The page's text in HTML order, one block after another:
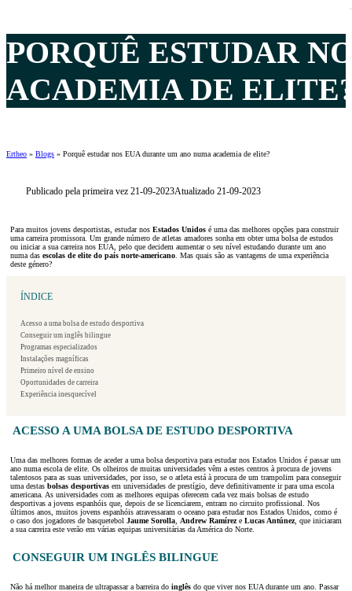
PORQUÊ ESTUDAR
ACADEMIA DE
Ertheo » Blogs » Porquê estudar nos EUA durante um ano numa academia de elite?
Publicado pela primeira vez 21-09-2023Atualizado 21-09-2023
Para muitos jovens desportistas, estudar nos Estados Unidos é uma das melhores opções para construir
uma carreira promissora. Um grande número de atletas amadores sonha em obter uma bolsa de estudos
ou iniciar a sua carreira nos EUA, pelo que decidem aumentar o seu nível estudando durante um ano
numa das escolas de elite do país norte-americano . Mas quais são as vantagens de uma experiência
deste género?
ÍNDICE
Acesso a uma bolsa de estudo desportiva
Conseguir um inglês bilingue
Programas especializados
Instalações magníficas
Primeiro nível de ensino
Oportunidades de carreira
Experiência inesquecível
ACESSO A UMA BOLSA DE ESTUDO DESPORTIVA
Uma das melhores formas de aceder a uma bolsa desportiva para estudar nos Estados Unidos é passar um
ano numa escola de elite. Os olheiros de muitas universidades vêm a estes centros à procura de jovens
talentosos para as suas universidades, por isso, se o atleta está à procura de um trampolim para conseguir
uma destas bolsas desportivas em universidades de prestígio, deve definitivamente ir para uma escola
americana. As universidades com as melhores equipas oferecem cada vez mais bolsas de estudo
desportivas a jovens espanhóis que, depois de se licenciarem, entram no circuito profissional. Nos
últimos anos, muitos jovens espanhóis atravessaram o oceano para estudar nos Estados Unidos, como é
o caso dos jogadores de basquetebol Jaume Sorolla Andrew Ramíreze Lucas Antúnez, que iniciaram
a sua carreira este verão em várias equipas universitárias da América do Norte.
CONSEGUIR UM INGLÊS BILINGUE
Não há melhor maneira de ultrapassar a barreira do inglês do que viver nos EUA durante um ano. Passar